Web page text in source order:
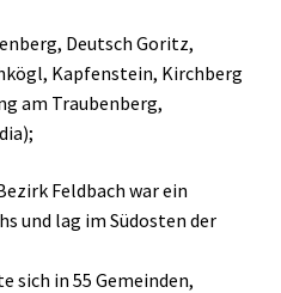
Deutsch Goritz,
Kapfenstein, Kirchberg
am Traubenberg,
Feldbach war ein
und lag im Südosten der
sich in 55 Gemeinden,